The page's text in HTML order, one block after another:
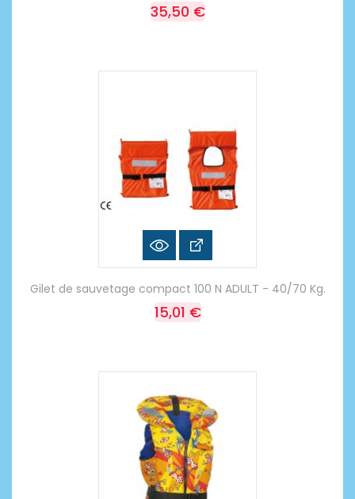
35,50 €
Gilet de sauvetage compact 100 N ADULT - 40/70 Kg.
15,01 €